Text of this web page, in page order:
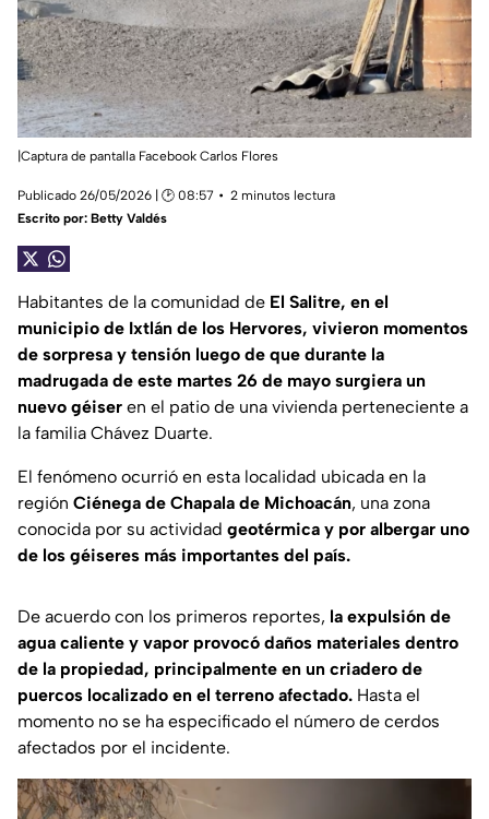
|Captura de pantalla Facebook Carlos Flores
Publicado 26/05/2026 | 🕑 08:57
2 minutos lectura
Escrito por: Betty Valdés
Habitantes de la comunidad de El Salitre, en el
municipio de Ixtlán de los Hervores, vivieron momentos
de sorpresa y tensión luego de que durante la
madrugada de este martes 26 de mayo surgiera un
nuevo géiser en el patio de una vivienda perteneciente a
la familia Chávez Duarte.
El fenómeno ocurrió en esta localidad ubicada en la
región Ciénega de Chapala de Michoacán, una zona
conocida por su actividad geotérmica y por albergar uno
de los géiseres más importantes del país.
De acuerdo con los primeros reportes, la expulsión de
agua caliente y vapor provocó daños materiales dentro
de la propiedad, principalmente en un criadero de
puercos localizado en el terreno afectado. Hasta el
momento no se ha especificado el número de cerdos
afectados por el incidente.